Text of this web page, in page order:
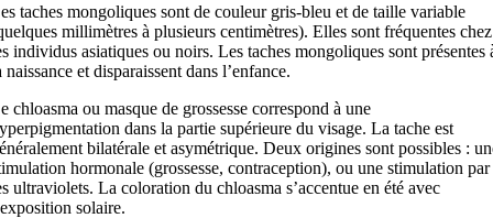
taches mongoliques sont de couleur gris-bleu et de taille variable
millimètres à plusieurs centimètres). Elles sont fréquentes chez
individus asiatiques ou noirs. Les taches mongoliques sont présentes
naissance et disparaissent dans l’enfance.
chloasma ou masque de grossesse correspond à une
dans la partie supérieure du visage. La tache est
bilatérale et asymétrique. Deux origines sont possibles :
hormonale (grossesse, contraception), ou une stimulation par
ultraviolets. La coloration du chloasma s’accentue en été avec
solaire.